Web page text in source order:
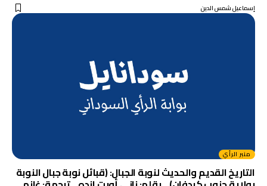
إسماعيل شمس الدين
منبر الرأي
التاريخ القديم والحديث لنوبة الجبال: (قبائل نوبة جبال النوبة